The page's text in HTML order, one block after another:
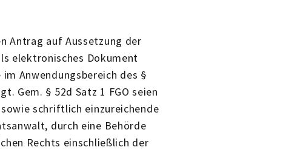
Antrag auf Aussetzung der
elektronisches Dokument
Anwendungsbereich des §
Gem. § 52d Satz 1 FGO seien
schriftlich einzureichende
durch eine Behörde
Rechts einschließlich der